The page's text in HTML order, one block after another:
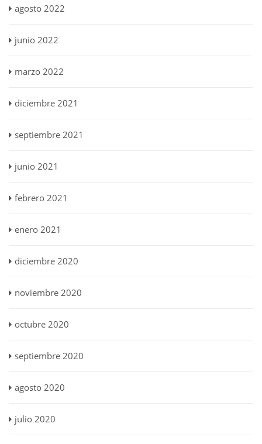
agosto 2022
junio 2022
marzo 2022
diciembre 2021
septiembre 2021
junio 2021
febrero 2021
enero 2021
diciembre 2020
noviembre 2020
octubre 2020
septiembre 2020
agosto 2020
julio 2020